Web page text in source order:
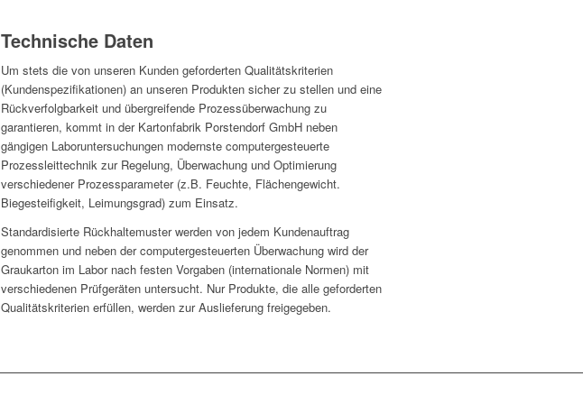
Technische Daten
Um stets die von unseren Kunden geforderten Qualitätskriterien
(Kundenspezifikationen) an unseren Produkten sicher zu stellen und eine
Rückverfolgbarkeit und übergreifende Prozessüberwachung zu
garantieren, kommt in der Kartonfabrik Porstendorf GmbH neben
gängigen Laboruntersuchungen modernste computergesteuerte
Prozessleittechnik zur Regelung, Überwachung und Optimierung
verschiedener Prozessparameter (z.B. Feuchte, Flächengewicht.
Biegesteifigkeit, Leimungsgrad) zum Einsatz.
Standardisierte Rückhaltemuster werden von jedem Kundenauftrag
genommen und neben der computergesteuerten Überwachung wird der
Graukarton im Labor nach festen Vorgaben (internationale Normen) mit
verschiedenen Prüfgeräten untersucht. Nur Produkte, die alle geforderten
Qualitätskriterien erfüllen, werden zur Auslieferung freigegeben.